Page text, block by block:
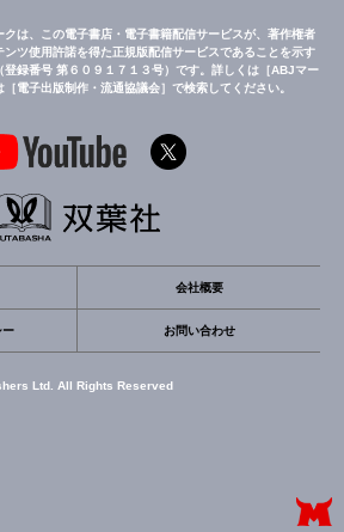
クは、この電子書店・電子書籍配信サービスが、著作権者
ンツ使用許諾を得た正規版配信サービスであることを示す
登録番号 第６０９１７１３号）です。詳しくは［ABJマー
［電子出版制作・流通協議会］で検索してください。
会社概要
ー お問い合わせ
Ltd. All Rights Reserved